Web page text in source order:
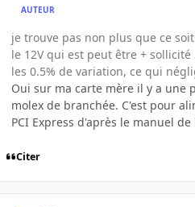
AUTEUR
je trouve pas non plus que ce
le 12V qui est peut être +
les 0.5% de variation, ce qui
Oui sur ma carte mère il y a une
molex de branchée. C'est pour
PCI Express d'après le manuel
Citer